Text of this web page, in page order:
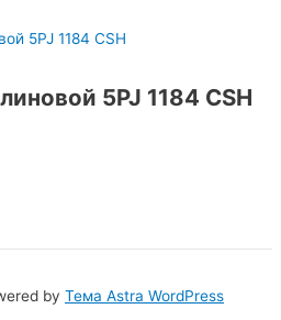
5PJ 1184 CSH
by Тема Astra WordPress